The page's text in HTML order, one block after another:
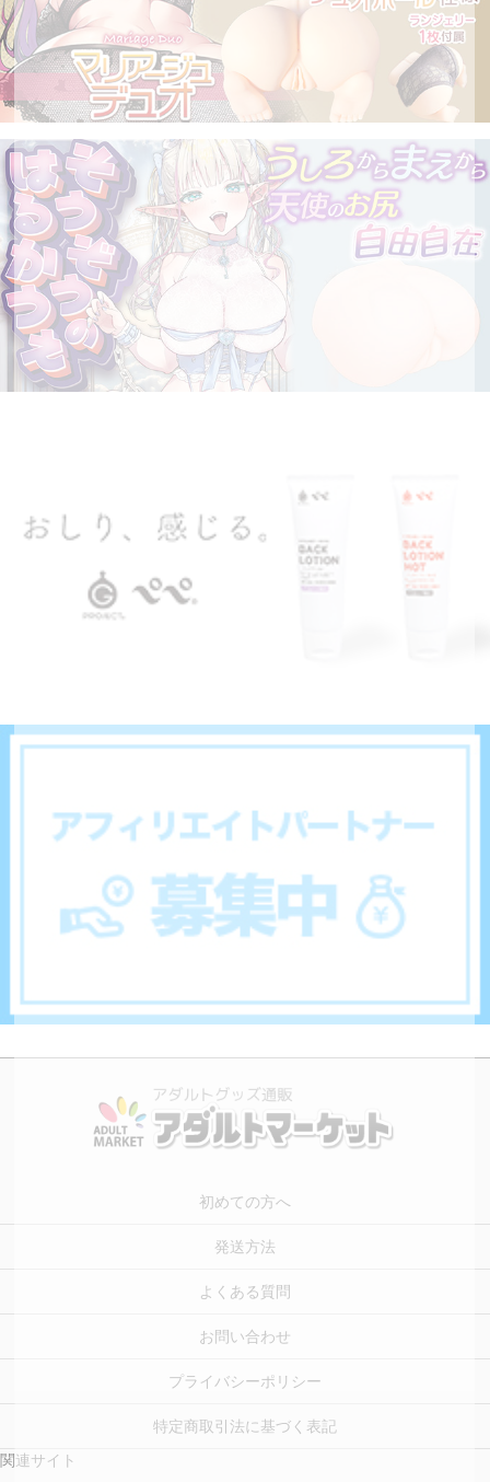
初めての方へ
発送方法
よくある質問
お問い合わせ
プライバシーポリシー
特定商取引法に基づく表記
関連サイト